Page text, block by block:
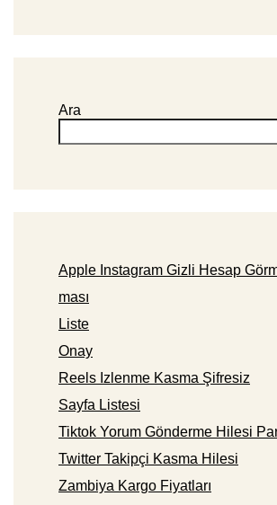
Ara
Apple Instagram Gizli Hesap
ması
Liste
Onay
Reels Izlenme Kasma Şifresiz
Sayfa Listesi
Tiktok Yorum Gönderme Hilesi
Twitter Takipçi Kasma Hilesi
Zambiya Kargo Fiyatları